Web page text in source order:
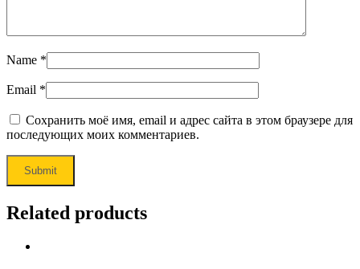
Name *
Email *
Сохранить моё имя, email и адрес сайта в этом браузере для
последующих моих комментариев.
Related products